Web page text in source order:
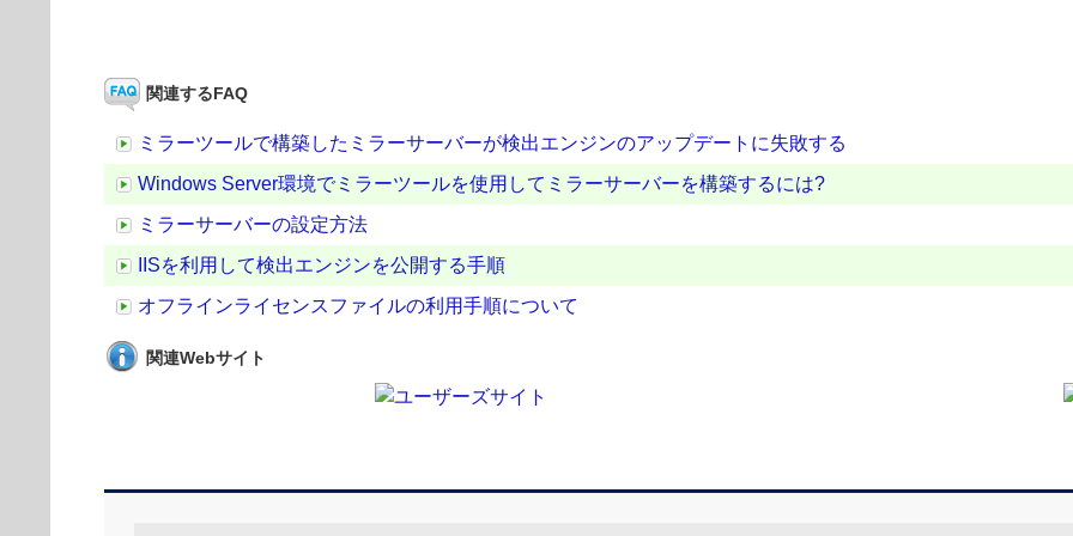
関連するFAQ
ミラーツールで構築したミラーサーバーが検出エンジンのアップデートに失敗する
Windows Server環境でミラーツールを使用してミラーサーバーを構築するには?
ミラーサーバーの設定方法
IISを利用して検出エンジンを公開する手順
オフラインライセンスファイルの利用手順について
関連Webサイト